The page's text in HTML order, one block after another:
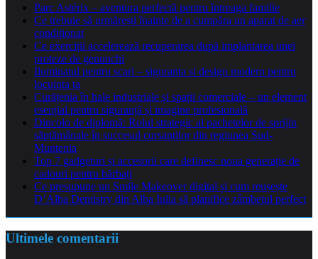
Parc Astérix – aventura perfectă pentru întreaga familie
Ce trebuie să urmărești înainte de a cumpăra un aparat de aer
condiționat
Ce exerciții accelerează recuperarea după implantarea unei
proteze de genunchi
Iluminatul pentru scari – siguranta si design modern pentru
locuinta ta
Curățenia în hale industriale și spații comerciale – un element
esențial pentru siguranță și imagine profesională
Dincolo de diplomă: Rolul strategic al pachetelor de sprijin
săptămânale în succesul cursanților din regiunea Sud-
Muntenia
Top 7 gadgeturi și accesorii care definesc noua generație de
cadouri pentru bărbați
Ce presupune un Smile Makeover digital și cum reușește
D’Alba Dentistry din Alba Iulia să planifice zâmbetul perfect
Ultimele comentarii